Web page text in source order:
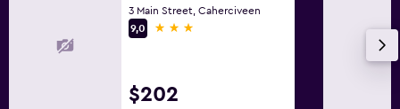
3 Main Street, Caherciveen
9,0
3 estrellas
$202